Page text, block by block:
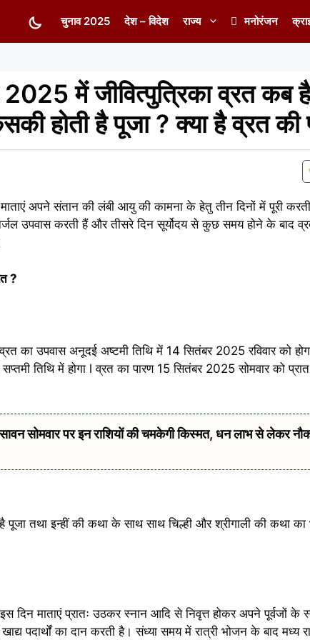
चुनाव 2025 देश – विदेश राज्य मनोरंजन
में जीवित्पुत्रिका व्रत कब
होती है पूजा ? क्या है व्रत की
माताएं अपने संतान की लंबी आयु की कामना के हेतु तीन दिनों में पूरी
उपवास करती हैं और तीसरे दिन सूर्योदय से कुछ समय होने के बाद
?
का उपवास अनूदई अष्टमी तिथि में 14 सितंबर 2025 रविवार को
तिथि में होगा l व्रत का पारण 15 सितंबर 2025 सोमवार को
पर इन राशियों की चमकेगी किस्मत, धन लाभ से लेकर
है पूजा तथा इन्हीं की कथा के साथ साथ चिल्ही और श्रीगाली की कथा
दिन माताएं प्रातः उठकर स्नान आदि से निवृत्त होकर अपने पूर्वजों के
पदार्थों का दान करती है। संध्या समय में रात्री भोजन के बाद मध्य